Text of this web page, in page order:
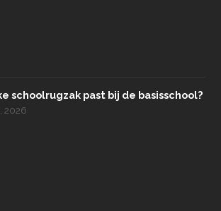
schoolrugzak past bij de basisschool?
2026